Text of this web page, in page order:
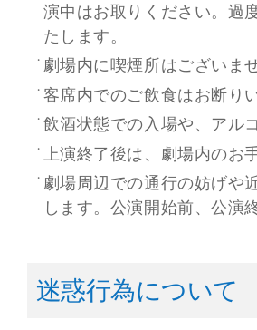
演中はお取りください。過
たします。
劇場内に喫煙所はございま
客席内でのご飲食はお断り
飲酒状態での入場や、アル
上演終了後は、劇場内の
劇場周辺での通行の妨げや
します。公演開始前、公演
迷惑行為について